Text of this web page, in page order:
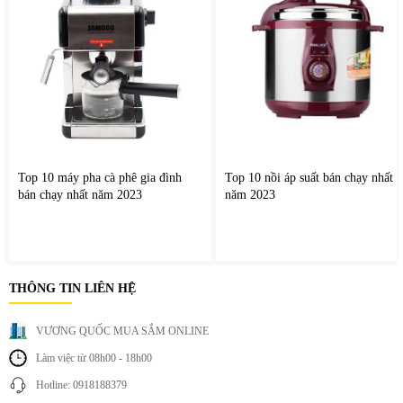
Tính năng này giúp thiết bị hoạt động ổn định và bền bỉ hơn
trong thời gian dài.
Top 10 máy pha cà phê gia đình
bán chạy nhất năm 2023
Top 10 nồi áp suất bán chạy nhất
năm 2023
THÔNG TIN LIÊN HỆ
VƯƠNG QUỐC MUA SẮM ONLINE
Làm việc từ 08h00 - 18h00
Hotline: 0918188379